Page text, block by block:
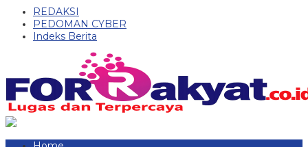
REDAKSI
PEDOMAN CYBER
Indeks Berita